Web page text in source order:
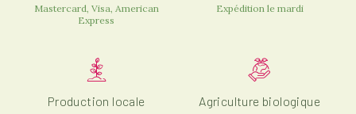
Mastercard, Visa, American
Express
Expédition le mardi
Production locale Agriculture biologique